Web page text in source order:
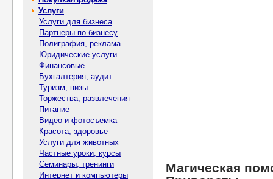
Услуги
Услуги для бизнеса
Партнеры по бизнесу
Полиграфия, реклама
Юридические услуги
Финансовые
Бухгалтерия, аудит
Туризм, визы
Торжества, развлечения
Питание
Видео и фотосъемка
Красота, здоровье
Услуги для животных
Частные уроки, курсы
Семинары, тренинги
Интернет и компьютеры
Магическая